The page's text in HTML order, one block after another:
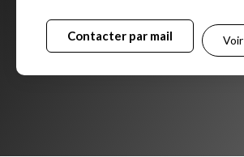
Contacter par mail